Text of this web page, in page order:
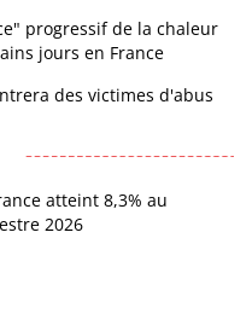
progressif de la chaleur
jours en France
des victimes d'abus
atteint 8,3% au
2026